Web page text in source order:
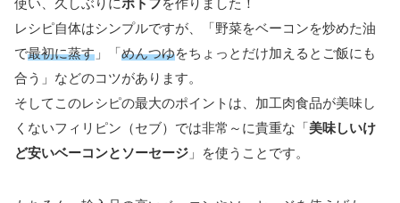
レシピ自体はシンプルですが、「野菜をベーコンを炒めた油
で最初に蒸す 」「めんつゆをちょっとだけ加えるとご飯にも
合う」などのコツがあります。
そして このレシピの最大のポイントは、加工肉食品が美味し
くないフィリピン（セブ）では非常～に貴重な「美味しいけ
ど安いベーコンとソーセージ 」を使うことです。